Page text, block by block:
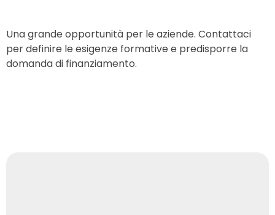
Una grande opportunità per le aziende. Contattaci
per definire le esigenze formative e predisporre la
domanda di finanziamento.